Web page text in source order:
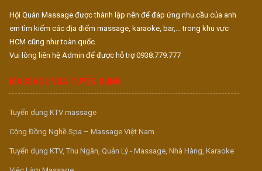
Hội Quán Massage được thành lập nên để đáp ứng nhu cầu của anh
em tìm kiếm các địa điểm massage, karaoke, bar,... trong khu vực
HCM cũng như toàn quốc.
Vui lòng liên hệ Admin để được hỗ trợ 0938.779.777
MASSAGE VUA TUYỂN DỤNG
Tuyển dụng KTV massage
Cộng Đồng Nghề Spa – Massage Việt Nam
Tuyển dụng KTV, Thu Ngân, Quản Lý - Massage, Nhà Hàng, Karaoke